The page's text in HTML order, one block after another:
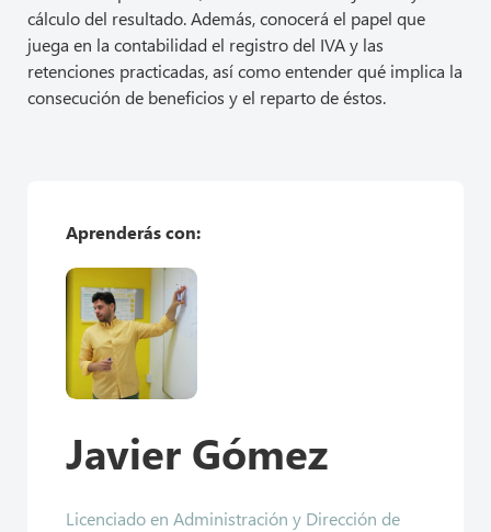
cálculo del resultado. Además, conocerá el papel que
juega en la contabilidad el registro del IVA y las
retenciones practicadas, así como entender qué implica la
consecución de beneficios y el reparto de éstos.
Aprenderás con:
Javier Gómez
Licenciado en Administración y Dirección de